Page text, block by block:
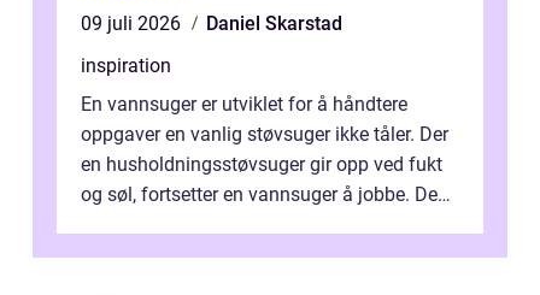
09 juli 2026
Daniel Skarstad
inspiration
En vannsuger er utviklet for å håndtere
oppgaver en vanlig støvsuger ikke tåler. Der
en husholdningsstøvsuger gir opp ved fukt
og søl, fortsetter en vannsuger å jobbe. Den